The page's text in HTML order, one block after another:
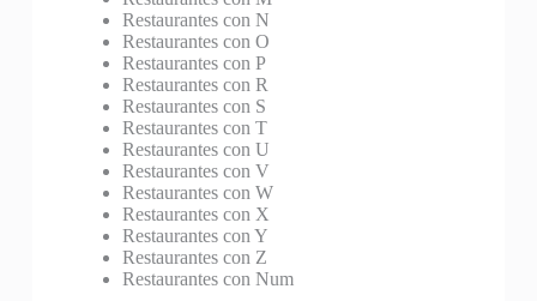
Restaurantes con N
Restaurantes con O
Restaurantes con P
Restaurantes con R
Restaurantes con S
Restaurantes con T
Restaurantes con U
Restaurantes con V
Restaurantes con W
Restaurantes con X
Restaurantes con Y
Restaurantes con Z
Restaurantes con Num